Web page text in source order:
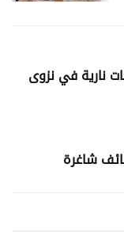
نارية في نزوى
شاغرة